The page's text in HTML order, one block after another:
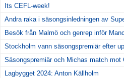
Its CEFL-week!
Andra raka i säsongsinledningen av
Besök från Malmö och genrep inför
Stockholm vann säsongspremiär efter
Säsongspremiär och Michas match mot
Lagbygget 2024: Anton Källholm